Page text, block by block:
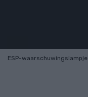
ESP-waarschuwingslampje